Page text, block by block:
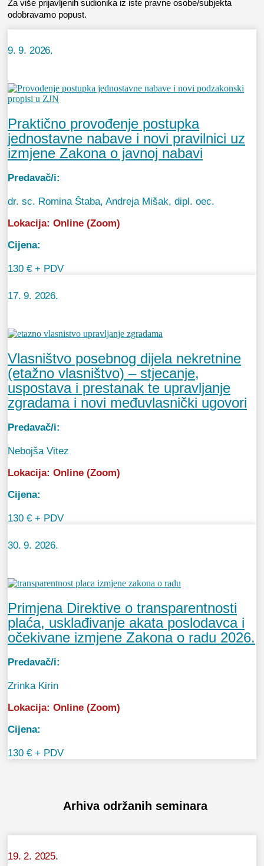
Za više prijavljenih sudionika iz iste pravne osobe/subjekta
odobravamo popust.
9. 9. 2026.
Praktično provođenje postupka
jednostavne nabave i novi pravilnici uz
izmjene Zakona o javnoj nabavi
Predavač/i:
dr. sc. Romina Štaba, Andreja Mišak, dipl. oec.
Lokacija: Online (Zoom)
Cijena:
130 € + PDV
17. 9. 2026.
Vlasništvo posebnog dijela nekretnine
(etažno vlasništvo) – stjecanje,
uspostava i prestanak te upravljanje
zgradama i novi međuvlasnički ugovori
Predavač/i:
Nebojša Vitez
Lokacija: Online (Zoom)
Cijena:
130 € + PDV
30. 9. 2026.
Primjena Direktive o transparentnosti
plaća, usklađivanje akata poslodavca i
očekivane izmjene Zakona o radu 2026.
Predavač/i:
Zrinka Kirin
Lokacija: Online (Zoom)
Cijena:
130 € + PDV
Arhiva održanih seminara
19. 2. 2025.